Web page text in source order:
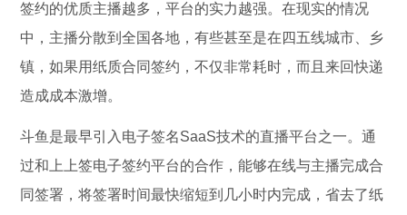
签约的优质主播越多，平台的实力越强。在现实的情况
中，主播分散到全国各地，有些甚至是在四五线城市、乡
镇，如果用纸质合同签约，不仅非常耗时，而且来回快递
造成成本激增。
斗鱼是最早引入电子签名SaaS技术的直播平台之一。通
过和上上签电子签约平台的合作，能够在线与主播完成合
同签署，将签署时间最快缩短到几小时内完成，省去了纸